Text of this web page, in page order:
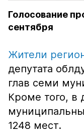
Голосование
сентября
Жители
депутата
глав семи
Кроме того, в
1248 мест.